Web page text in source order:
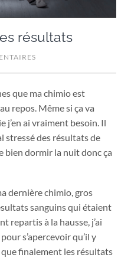
résultats
que ma chimio est
repos. Même si ça va
j’en ai vraiment besoin. Il
stressé des résultats de
bien dormir la nuit donc ça
dernière chimio, gros
sanguins qui étaient
repartis à la hausse, j’ai
s’apercevoir qu’il y
finalement les résultats